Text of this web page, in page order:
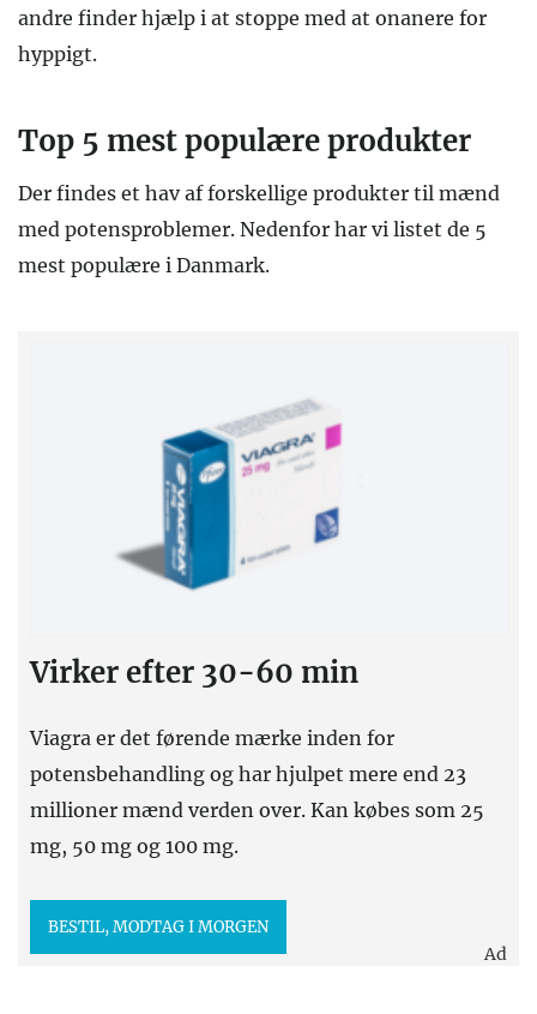
andre finder hjælp i at stoppe med at onanere for
hyppigt.
Top 5 mest populære produkter
Der findes et hav af forskellige produkter til mænd
med potensproblemer. Nedenfor har vi listet de 5
mest populære i Danmark.
Virker efter 30-60 min
Viagra er det førende mærke inden for
potensbehandling og har hjulpet mere end 23
millioner mænd verden over. Kan købes som 25
mg, 50 mg og 100 mg.
BESTIL, MODTAG I MORGEN
Ad